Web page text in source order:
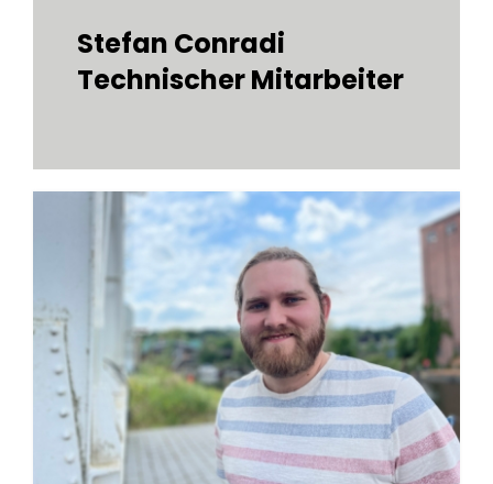
Stefan Conradi
Technischer Mitarbeiter